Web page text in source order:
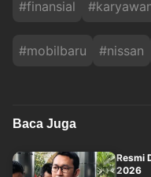
#finansial #
#mobilbaru #nissan
Baca Juga
Resmi
2026